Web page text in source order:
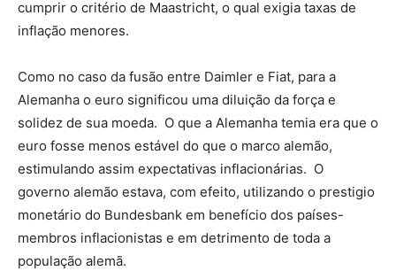
cumprir o critério de Maastricht, o qual exigia taxas de
inflação menores.
Como no caso da fusão entre Daimler e Fiat, para a
Alemanha o euro significou uma diluição da força e
solidez de sua moeda. O que a Alemanha temia era que o
euro fosse menos estável do que o marco alemão,
estimulando assim expectativas inflacionárias. O
governo alemão estava, com efeito, utilizando o prestigio
monetário do Bundesbank em benefício dos países-
membros inflacionistas e em detrimento de toda a
população alemã.